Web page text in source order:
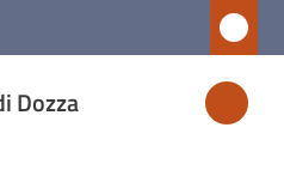
Dozza